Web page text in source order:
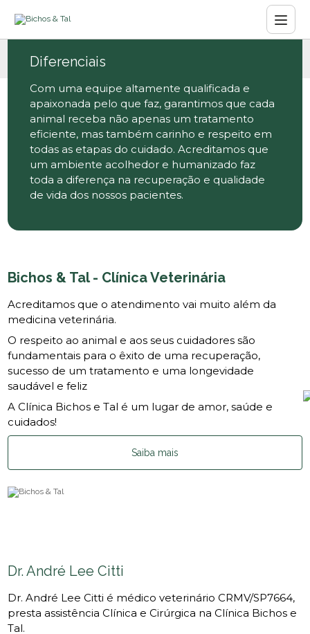
Diferenciais
Com uma equipe altamente qualificada e
apaixonada pelo que faz, garantimos que cada
animal receba não apenas um tratamento
eficiente, mas também carinho e respeito em
todas as etapas do cuidado. Acreditamos que
um ambiente acolhedor e humanizado faz
toda a diferença na recuperação e qualidade
de vida dos nossos pacientes.
Bichos & Tal - Clínica Veterinária
Acreditamos que o atendimento vai muito além da
medicina veterinária.
O respeito ao animal e aos seus cuidadores são
fundamentais para o êxito de uma recuperação,
sucesso de um tratamento e uma longevidade
saudável e feliz
A Clínica Bichos e Tal é um lugar de amor, saúde e
cuidados!
Saiba mais
Dr. André Lee Citti
Dr. André Lee Citti é médico veterinário CRMV/SP7664,
presta assistência Clínica e Cirúrgica na Clínica Bichos e
Tal.